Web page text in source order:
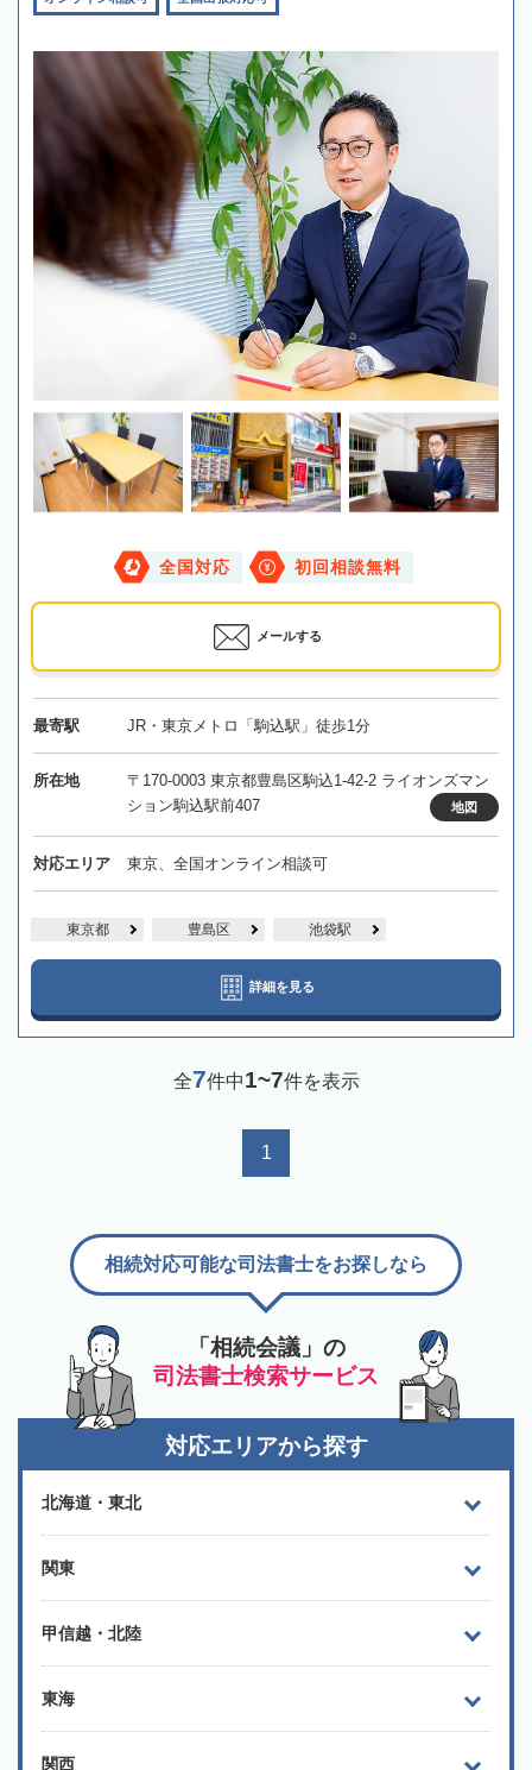
全国対応 初回相談無料
メールする
最寄駅 JR・東京メトロ「駒込駅」徒歩1分
所在地
〒170-0003 東京都豊島区駒込1-42-2 ライオンズマン
ション駒込駅前407
地図
対応エリア 東京、全国オンライン相談可
東京都 豊島区 池袋駅
詳細を見る
全7件中1~7件を表示
1
「相続会議」の
司法書士検索サービス
相続対応可能な司法書士をお探しなら
対応エリアから探す
北海道・東北
関東
甲信越・北陸
東海
関西